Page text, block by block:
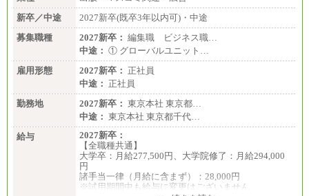
※キャリアや能力等を考慮の上、当社規定により確
定します
※残業手当：別途支給
※固定給に固定残業代含まず
※試用期間中も給与に変更なし
新卒／中途
2027新卒(既卒3年以内可)・中途
募集職種
2027新卒： 編集職 ビジネス職…
中途： ① グローバルユニット…
雇用形態
2027新卒： 正社員
中途： 正社員
勤務地
2027新卒： 東京本社 東京都…
中途： 東京本社 東京都千代…
給与
2027新卒：
【全職種共通】
大学卒：月給277,500円、大学院修了：月給294,000
円
諸手当一律（月給に含まず）：28,000円
※試用期間中も給与に変更はございません